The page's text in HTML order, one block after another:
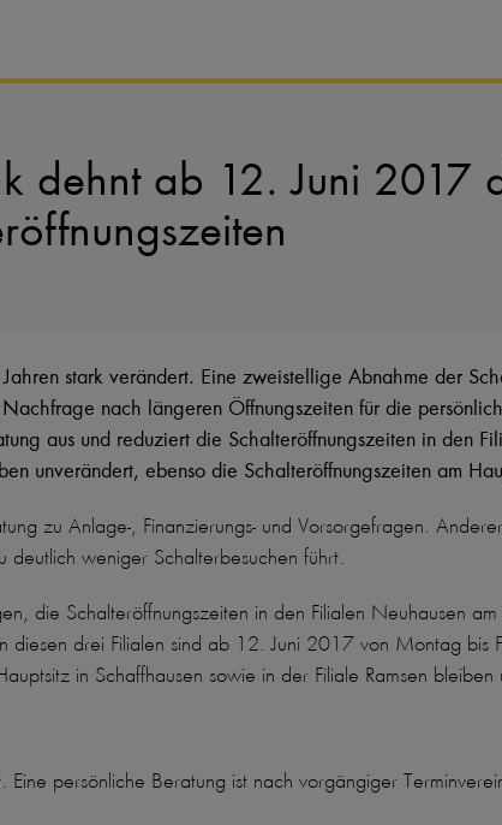
dehnt ab 12. Juni 2017
stark verändert. Eine zweistellige Abnahme der
nach längeren Öffnungszeiten für die
aus und reduziert die Schalteröffnungszeiten in den
unverändert, ebenso die Schalteröffnungszeiten am
zu Anlage-, Finanzierungs- und Vorsorgefragen.
weniger Schalterbesuchen führt.
die Schalteröffnungszeiten in den Filialen Neuhausen
diesen drei Filialen sind ab 12. Juni 2017 von Montag bis
in Schaffhausen sowie in der Filiale Ramsen bleiben
persönliche Beratung ist nach vorgängiger